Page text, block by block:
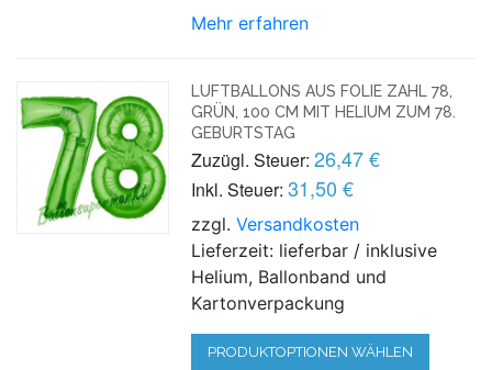
Mehr erfahren
LUFTBALLONS AUS FOLIE ZAHL 78,
GRÜN, 100 CM MIT HELIUM ZUM 78.
GEBURTSTAG
Zuzügl. Steuer: 26,47 €
Inkl. Steuer: 31,50 €
zzgl.Versandkosten
Lieferzeit: lieferbar / inklusive
Helium, Ballonband und
Kartonverpackung
PRODUKTOPTIONEN WÄHLEN